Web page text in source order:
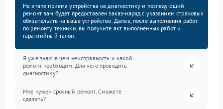
На этапе приема устройства на диагностику и последующий
ремонт вам будет предоставлен заказ-наряд с указанием страховых
обязательств на ваше устройство. Далее, после выполнения работ
по ремонту техники, вы получите акт выполненных работ и
гарантийный талон.
Я уже знаю в чем неисправность и какой
ремонт необходим. Для чего проводить
диагностику?
Мне нужен срочный ремонт. Сможете
сделать?